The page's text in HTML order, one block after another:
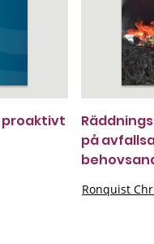
proaktivt
på
Ronquist